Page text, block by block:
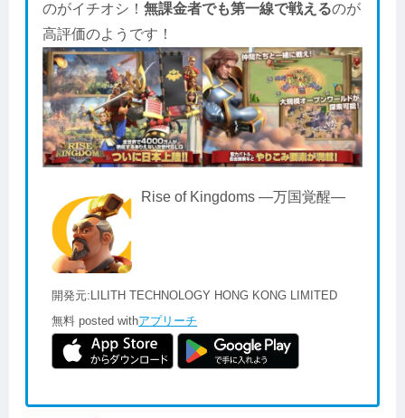
のがイチオシ！無課金者でも第一線で戦えるのが
高評価のようです！
Rise of Kingdoms ―万国覚醒―
開発元: LILITH TECHNOLOGY HONG KONG LIMITED
無料 posted withアプリーチ